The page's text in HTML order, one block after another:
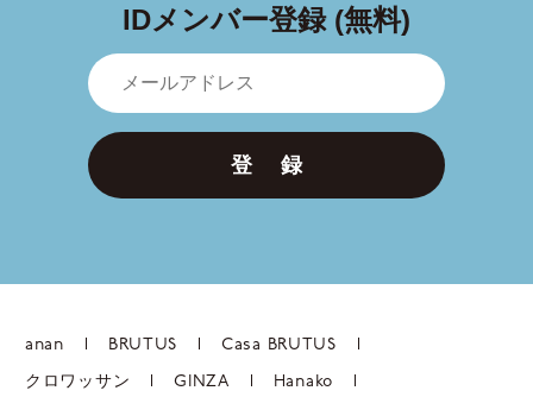
IDメンバー登録 (無料)
登 録
anan BRUTUS Casa BRUTUS
クロワッサン GINZA Hanako